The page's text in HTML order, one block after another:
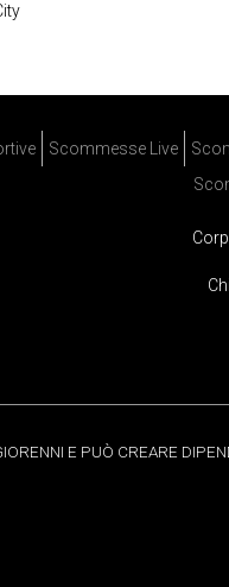
Scommesse Live
E PUÒ CREARE